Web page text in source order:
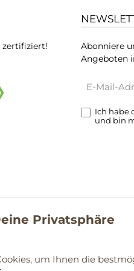
zertifiziert!
Abonniere
Angeboten
Mail-
Ich habe
und bin
©
Privatsphäre
um Ihnen die